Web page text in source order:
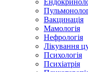
Вакцинація
Мамологія
Нефрологія
Лікування
Психологія
Психіатрія